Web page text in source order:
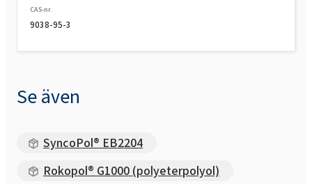
Rokopol® MS5215
CAS-nr.
9038-95-3
Se även
SyncoPol® EB2204
Rokopol® G1000 (polyeterpolyol)